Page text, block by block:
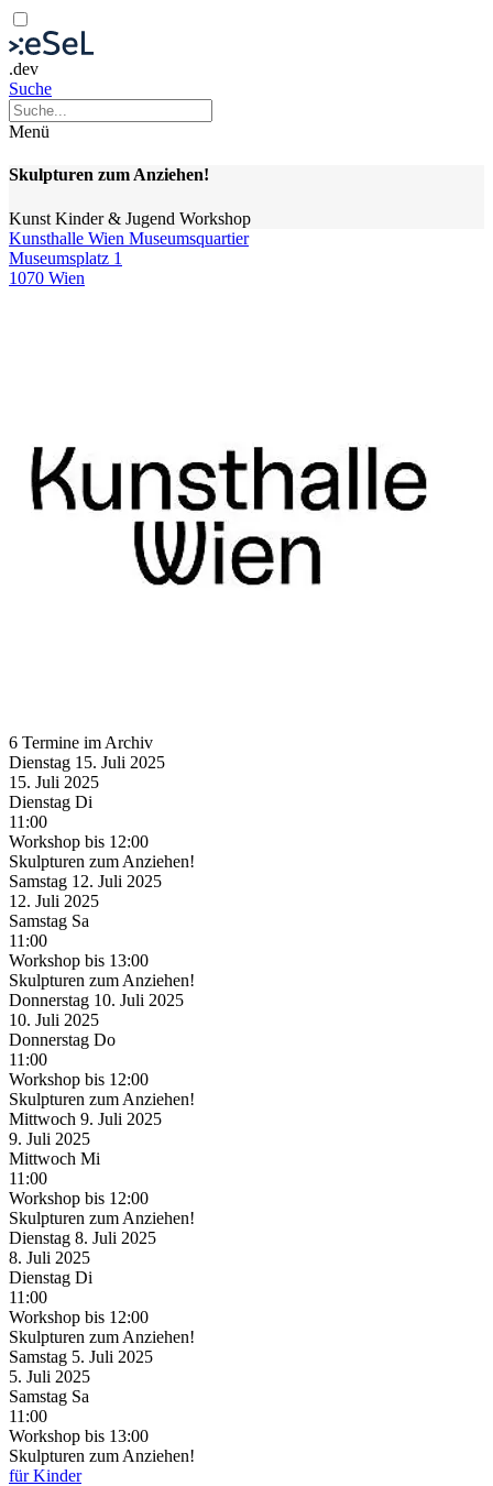
.dev
Suche
Menü
Skulpturen zum Anziehen!
Kunst Kinder & Jugend Workshop
Kunsthalle Wien Museumsquartier
Museumsplatz 1
1070 Wien
6 Termine im Archiv
Dienstag 15. Juli 2025
15. Juli 2025
Dienstag Di
11:00
Workshop bis 12:00
Skulpturen zum Anziehen!
Samstag 12. Juli 2025
12. Juli 2025
Samstag Sa
11:00
Workshop bis 13:00
Skulpturen zum Anziehen!
Donnerstag 10. Juli 2025
10. Juli 2025
Donnerstag Do
11:00
Workshop bis 12:00
Skulpturen zum Anziehen!
Mittwoch 9. Juli 2025
9. Juli 2025
Mittwoch Mi
11:00
Workshop bis 12:00
Skulpturen zum Anziehen!
Dienstag 8. Juli 2025
8. Juli 2025
Dienstag Di
11:00
Workshop bis 12:00
Skulpturen zum Anziehen!
Samstag 5. Juli 2025
5. Juli 2025
Samstag Sa
11:00
Workshop bis 13:00
Skulpturen zum Anziehen!
für Kinder